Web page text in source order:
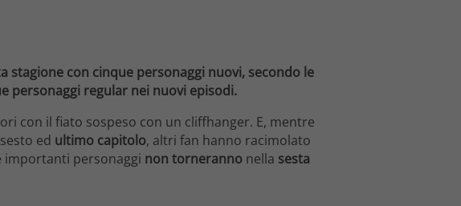
stagione con cinque personaggi nuovi, secondo le
personaggi regular nei nuovi episodi.
con il fiato sospeso con un cliffhanger. E, mentre
ed ultimo capitolo, altri fan hanno racimolato
importanti personaggi non torneranno nella sesta